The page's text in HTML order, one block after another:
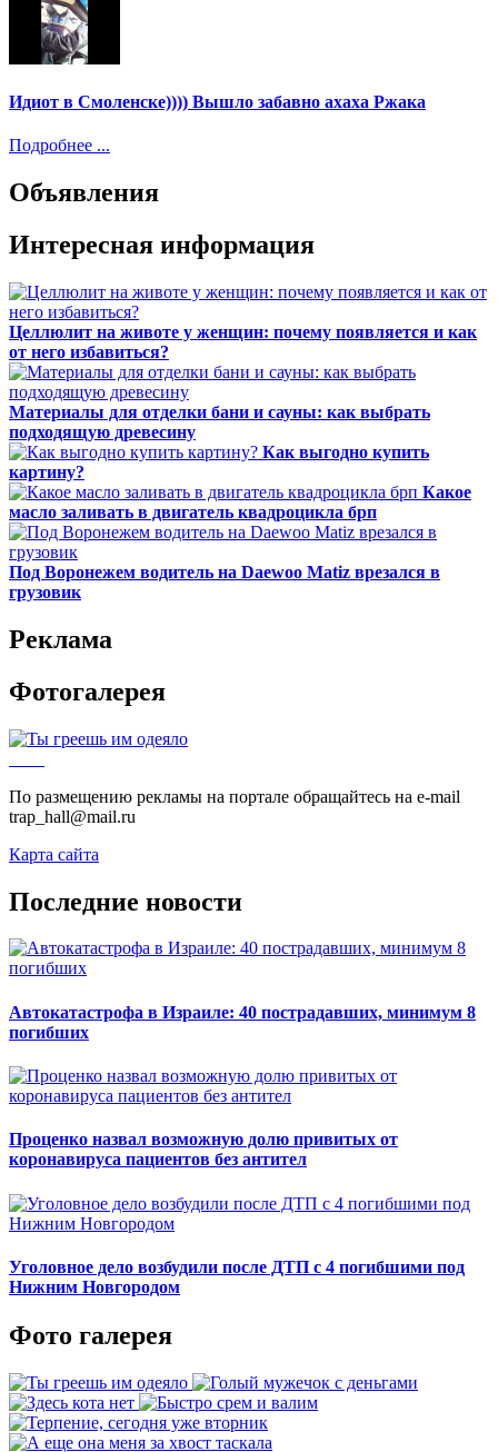
Идиот в Смоленске)))) Вышло забавно ахаха Ржака
Подробнее ...
Объявления
Интересная информация
Целлюлит на животе у женщин: почему появляется и как
от него избавиться?
Материалы для отделки бани и сауны: как выбрать
подходящую древесину
Как выгодно купить
картину?
Какое
масло заливать в двигатель квадроцикла брп
Под Воронежем водитель на Daewoo Matiz врезался в
грузовик
Реклама
Фотогалерея
По размещению рекламы на портале обращайтесь на e-mail
trap_hall@mail.ru
Карта сайта
Последние новости
Автокатастрофа в Израиле: 40 пострадавших, минимум 8
погибших
Проценко назвал возможную долю привитых от
коронавируса пациентов без антител
Уголовное дело возбудили после ДТП с 4 погибшими под
Нижним Новгородом
Фото галерея